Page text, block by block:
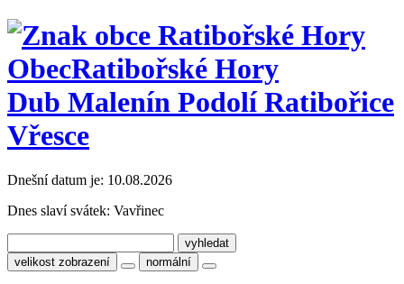
ObecRatibořské Hory
Dub Malenín Podolí Ratibořice
Vřesce
Dnešní datum je: 10.08.2026
Dnes slaví svátek: Vavřinec
velikost zobrazení normální